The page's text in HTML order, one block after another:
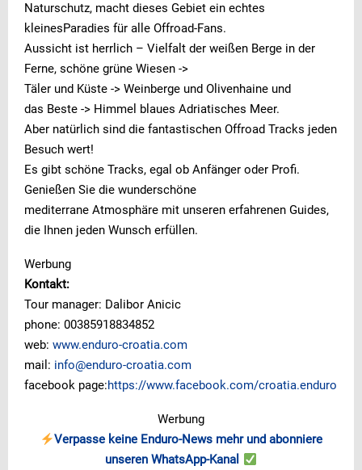
Naturschutz, macht dieses Gebiet ein echtes
kleinesParadies für alle Offroad-Fans.
Aussicht ist herrlich – Vielfalt der weißen Berge in der
Ferne, schöne grüne Wiesen ->
Täler und Küste -> Weinberge und Olivenhaine und
das Beste -> Himmel blaues Adriatisches Meer.
Aber natürlich sind die fantastischen Offroad Tracks jeden
Besuch wert!
Es gibt schöne Tracks, egal ob Anfänger oder Profi.
Genießen Sie die wunderschöne
mediterrane Atmosphäre mit unseren erfahrenen Guides,
die Ihnen jeden Wunsch erfüllen.
Werbung
Kontakt:
Tour manager: Dalibor Anicic
phone: 00385918834852
web: www.enduro-croatia.com
mail: info@enduro-croatia.com
facebook page:https://www.facebook.com/croatia.enduro
Werbung
Verpasse keine Enduro-News mehr und abonniere
unseren WhatsApp-Kanal